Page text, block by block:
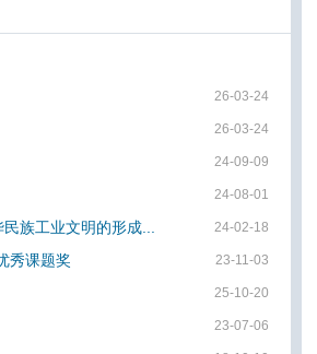
26-03-24
26-03-24
24-09-09
24-08-01
族工业文明的形成... 24-02-18
秀课题奖 23-11-03
25-10-20
23-07-06